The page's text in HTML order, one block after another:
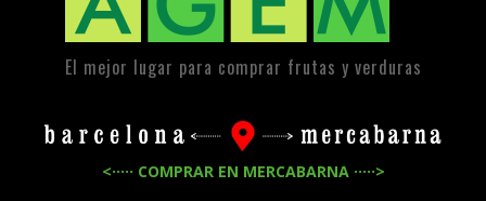
El mejor lugar para comprar frutas y verduras
<····· COMPRAR EN MERCABARNA ·····>